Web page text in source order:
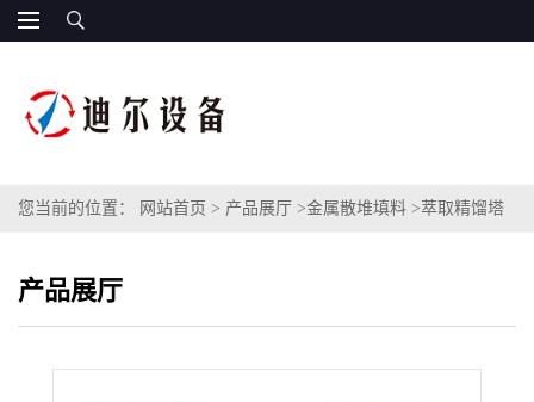
您当前的位置： 网站首页 > 产品展厅 >金属散堆填料 >萃取精馏塔
产品展厅